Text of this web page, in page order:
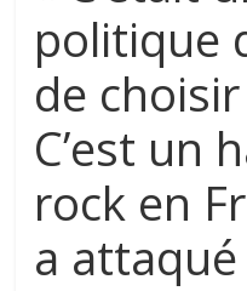
politique
de
C’est un
rock en
a attaqué